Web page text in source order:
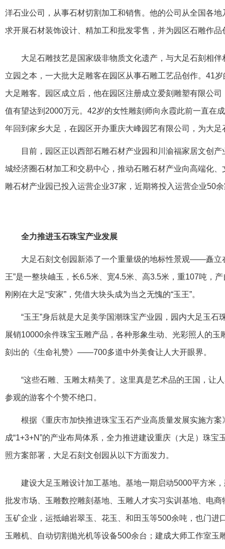
洋石业公司，从事石材切割加工和销售。他的公司从全国各
求开展石材装饰设计、精加工和批发零售，并为园区石雕作品
大足石雕技艺是国家级非物质文化遗产，与大足石刻相
立园之本，一大批大足雕客在园区从事石雕工艺品创作。41
大足雕客。园区成立后，他在园区注册成立爱刻雕塑有限公
值有望达到2000万元。42岁的女性雕刻师向永霞此前一直在
年回到家乡大足，在园区开办重庆大峰园艺有限公司，为大足
目前，园区正以西部石雕石材产业园和川渝福家居文创
城经济圈石材加工和交易中心，推动石雕石材产业向高端化
雕石材产业园已投入运营企业37家，近期将投入运营企业50
全力推进玉石珠宝产业发展
大足石刻文创园新添了一个重量级的地标性景观——矗立
王”是一整块岫玉，长6.5米、宽4.5米、高3.5米，重107吨，
刚刚在大足“安家”，凭借大块头成为当之无愧的“玉王”。
“玉王”身后就是大足美学国潮珠宝产业园，园内大足玉石
展销10000余件珠宝玉雕产品，各种形象生动、光彩照人的玉
刻出的《生命礼赞》——700多道中外美食让人大开眼界。
“这些石雕、玉雕太精美了。这里真是艺术品的王国，让
参观的游客个个赞不绝口。
根据《重庆市加快推进珠宝玉石产业高质量发展实施方
成“1+3+N”的产业布局体系，全力推进建设重庆（大足）珠宝
照方案部署，大足石刻文创园从以下方面发力。
建设大足玉雕设计加工基地。基地一期启动5000平方米
批发市场、玉雕数控雕刻基地、玉雕人才实习实训基地、电
玉矿企业，运抵岫岩翠玉、花玉、和田玉等500余吨，也门进
玉雕机、自动切割抛光机等设备500余台；建成大师工作室玉